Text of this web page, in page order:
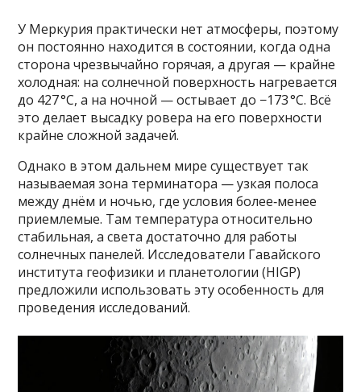
У Меркурия практически нет атмосферы, поэтому
он постоянно находится в состоянии, когда одна
сторона чрезвычайно горячая, а другая — крайне
холодная: на солнечной поверхность нагревается
до 427 °C, а на ночной — остывает до −173 °C. Всё
это делает высадку ровера на его поверхности
крайне сложной задачей.
Однако в этом дальнем мире существует так
называемая зона терминатора — узкая полоса
между днём и ночью, где условия более‑менее
приемлемые. Там температура относительно
стабильная, а света достаточно для работы
солнечных панелей. Исследователи Гавайского
института геофизики и планетологии (HIGP)
предложили использовать эту особенность для
проведения исследований.